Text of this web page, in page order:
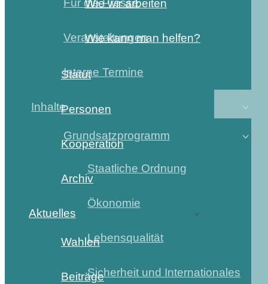
Für die Presse
Veranstaltungen
Interne Termine
Inhalte
Grundsatzprogramm
Staatliche Ordnung
Ökonomie
Lebensqualität
Sicherheit und Internationales
Wie wir arbeiten
Wie kann man helfen?
Statut
Personen
Kooperation
Archiv
Aktuelles
Wahlen
Beiträge